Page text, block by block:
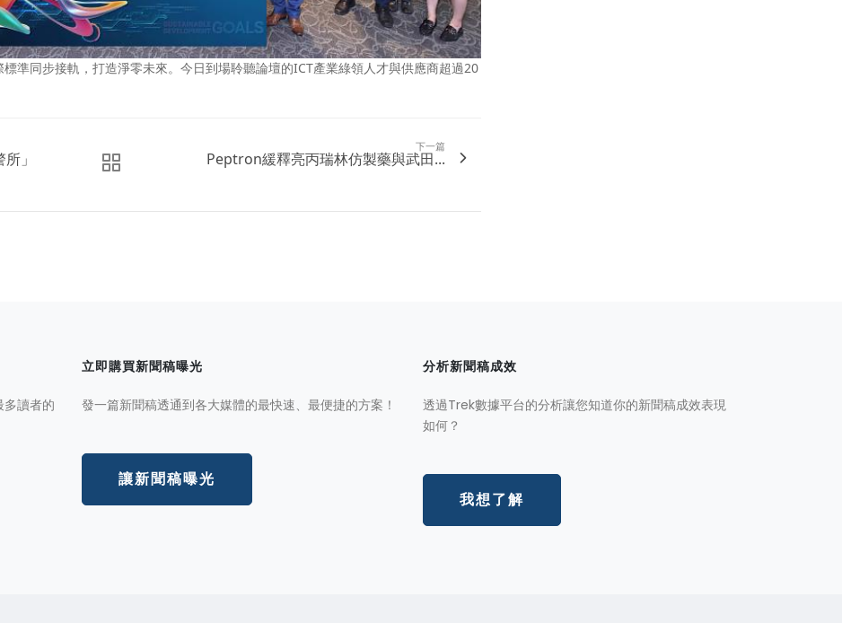
準同步接軌，打造淨零未來。今日到場聆聽論壇的ICT產業綠領人才與供應商超過20
」
下一篇
Peptron緩釋亮丙瑞林仿製藥與武田...
讀者的
立即購買新聞稿曝光
發一篇新聞稿透通到各大媒體的最快速、最便捷的方案！
讓新聞稿曝光
分析新聞稿成效
透過Trek數據平台的分析讓您知道你的新聞稿成效表現
如何？
我想了解